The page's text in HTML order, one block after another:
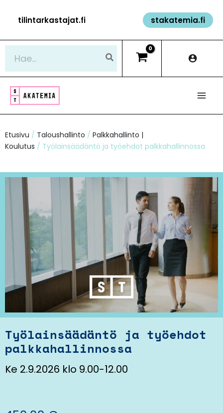
sisältöön
tilintarkastajat.fi stakatemia.fi
Etusivu / Taloushallinto / Palkkahallinto |
Koulutus / Työlainsäädäntö ja työehdot palkkahallinnossa
Työlainsäädäntö ja työehdot
palkkahallinnossa
Ke 2.9.2026 klo 9.00-12.00